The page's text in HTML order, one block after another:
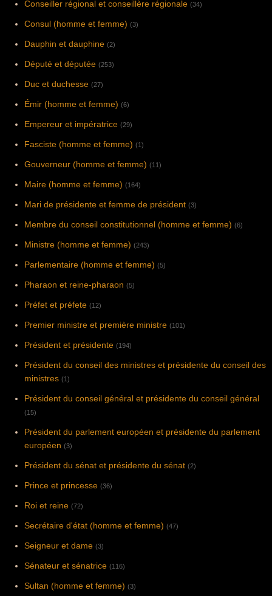
Conseiller régional et conseillère régionale (34)
Consul (homme et femme) (3)
Dauphin et dauphine (2)
Député et députée (253)
Duc et duchesse (27)
Émir (homme et femme) (6)
Empereur et impératrice (29)
Fasciste (homme et femme) (1)
Gouverneur (homme et femme) (11)
Maire (homme et femme) (164)
Mari de présidente et femme de président (3)
Membre du conseil constitutionnel (homme et femme) (6)
Ministre (homme et femme) (243)
Parlementaire (homme et femme) (5)
Pharaon et reine-pharaon (5)
Préfet et préfete (12)
Premier ministre et première ministre (101)
Président et présidente (194)
Président du conseil des ministres et présidente du conseil des
ministres (1)
Président du conseil général et présidente du conseil général
(15)
Président du parlement européen et présidente du parlement
européen (3)
Président du sénat et présidente du sénat (2)
Prince et princesse (36)
Roi et reine (72)
Secrétaire d'état (homme et femme) (47)
Seigneur et dame (3)
Sénateur et sénatrice (116)
Sultan (homme et femme) (3)